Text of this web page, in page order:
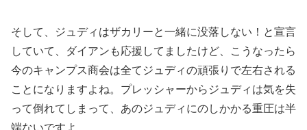
そして、ジュディはザカリーと一緒に没落しない！と宣言
していて、ダイアンも応援してましたけど、こうなったら
今のキャンプス商会は全てジュディの頑張りで左右される
ことになりますよね。プレッシャーからジュディは気を失
って倒れてしまって、あのジュディにのしかかる重圧は半